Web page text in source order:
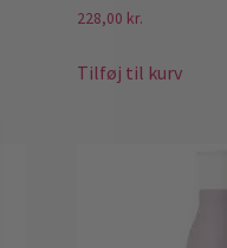
228,00 kr.
Tilføj til kurv